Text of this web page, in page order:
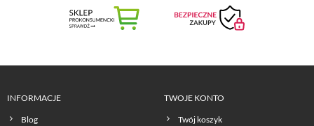
INFORMACJE
Blog
TWOJE KONTO
Twój koszyk